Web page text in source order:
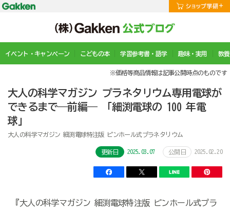
イベント・キャンペーン こどもの本 学習参考書・語学 趣味・実用 教
※価格等商品情報は記事公開時点のものです
大人の科学マガジン プラネタリウム専用電球が
できるまで―前編― 「細渕電球の 100 年電
球」
大人の科学マガジン 細渕電球特注版 ピンホール式プラネタリウム
更新日 2025.03.07 公開日 2025.02.20
『大人の科学マガジン 細渕電球特注版 ピンホール式プラ